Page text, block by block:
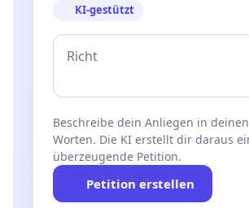
KI-gestützt
Beschreibe dein Anliegen in
Worten. Die KI erstellt dir daraus
überzeugende Petition.
Petition erstellen